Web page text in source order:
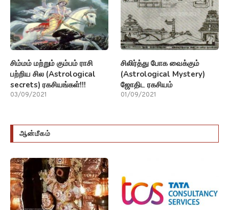
சிம்மம் மற்றும் கும்பம் ராசி
பற்றிய சில (Astrological
secrets) ரகசியங்கள்!!!
03/09/2021
சிலிர்த்து போக வைக்கும்
(Astrological Mystery)
ஜோதிட ரகசியம்
01/09/2021
ஆன்மீகம்